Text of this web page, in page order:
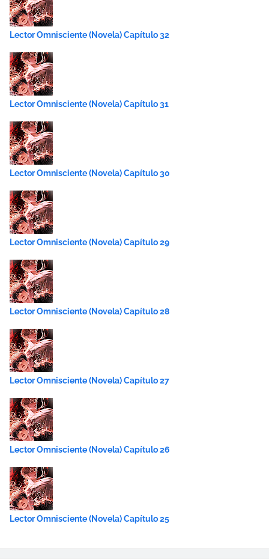
Lector Omnisciente (Novela) Capítulo 32
Lector Omnisciente (Novela) Capítulo 31
Lector Omnisciente (Novela) Capítulo 30
Lector Omnisciente (Novela) Capítulo 29
Lector Omnisciente (Novela) Capítulo 28
Lector Omnisciente (Novela) Capítulo 27
Lector Omnisciente (Novela) Capítulo 26
Lector Omnisciente (Novela) Capítulo 25